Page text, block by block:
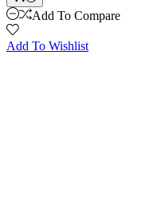
Add To Compare
Add To Wishlist